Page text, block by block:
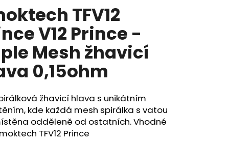
TFV12
V12 Prince -
Mesh žhavicí
0,15ohm
žhavicí hlava s unikátním
kde každá mesh spirálka s vatou
odděleně od ostatních. Vhodné
TFV12 Prince
Následující